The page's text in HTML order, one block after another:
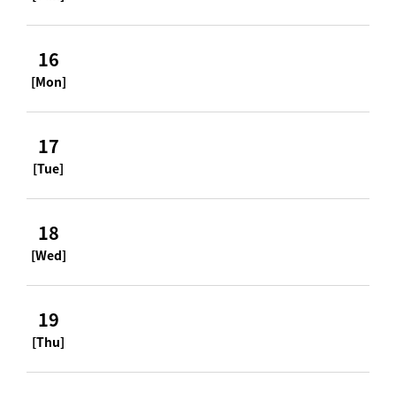
16
[Mon]
17
[Tue]
18
[Wed]
19
[Thu]